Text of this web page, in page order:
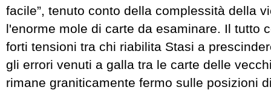
facile”, tenuto conto della complessità della
l'enorme mole di carte da esaminare. Il tutto
forti tensioni tra chi riabilita Stasi a
gli errori venuti a galla tra le carte delle
rimane graniticamente fermo sulle posizioni